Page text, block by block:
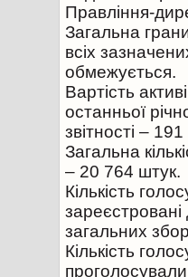
Правління-
Загальна
всіх
обмежується.
Вартість
останньої
звітності –
Загальна
– 20 764 штук.
Кількість
зареєстровані
загальних
Кількість